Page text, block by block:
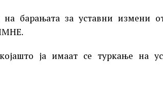
барањата за уставни измени
ја имаат се туркање на